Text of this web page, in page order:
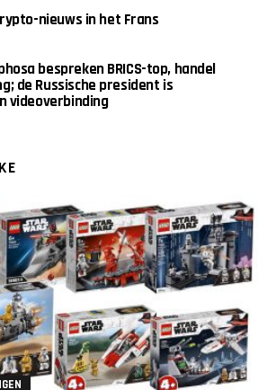
nieuws in het Frans
bespreken BRICS-top, handel
de Russische president is
videoverbinding